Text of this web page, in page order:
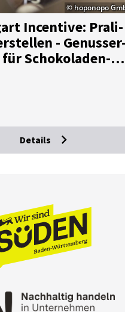
© hoponopo
In­cen­ti­ve: Pra­li­
- Ge­nus­s­er­
Scho­ko­la­den-
Details